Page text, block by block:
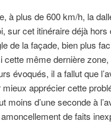
à plus de 600 km/h, la
sur cet itinéraire déjà hors
de la façade, bien plus
même dernière
évoqués, il a fallut que
apprécier cette
moins d’une seconde à
de faits